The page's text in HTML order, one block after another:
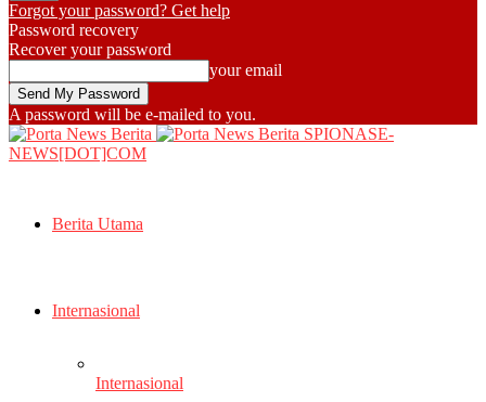
Forgot your password? Get help
Password recovery
Recover your password
your email
A password will be e-mailed to you.
SPIONASE-
NEWS[DOT]COM
Berita Utama
Internasional
Internasional